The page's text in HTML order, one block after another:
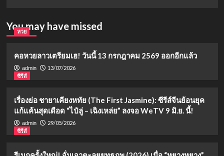
You may have missed
หวย
คอหวยลาวเตรียมเฮ! วันนี้ 13 กรกฎาคม 2569 ออกอีกแล้ว
admin
13/07/2026
ซีรีส์
เรื่องย่อ ชายาเคียงหทัย (The First Jasmine): ซีรีส์จีนย้อนยุค
แก้แค้นสุดเดือด “ไป๋ลู่ – เฉิงเหล่ย” ลงจอ WeTV 9 มิ.ย. นี้!
admin
29/05/2026
ซีรีส์